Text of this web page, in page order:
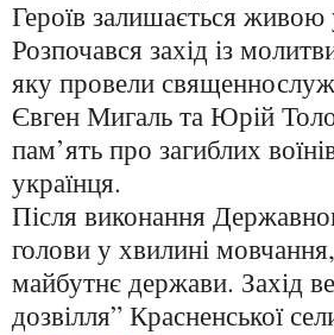
Героїв залишається живою
Розпочався захід із
яку провели
Євген Мигаль та Юрій
пам’ять про загиблих
українця.
Після виконання
голови у хвилині
майбутнє держави. Захід
дозвілля” Красненської